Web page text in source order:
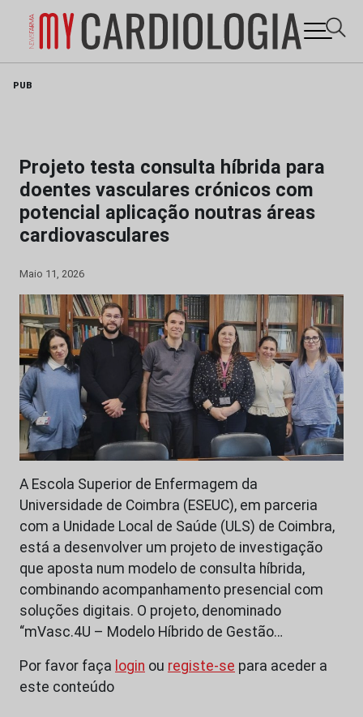
PUB
Projeto testa consulta híbrida para
doentes vasculares crónicos com
potencial aplicação noutras áreas
cardiovasculares
Maio 11, 2026
A Escola Superior de Enfermagem da
Universidade de Coimbra (ESEUC), em parceria
com a Unidade Local de Saúde (ULS) de Coimbra,
está a desenvolver um projeto de investigação
que aposta num modelo de consulta híbrida,
combinando acompanhamento presencial com
soluções digitais. O projeto, denominado
“mVasc.4U – Modelo Híbrido de Gestão…
Por favor faça login ou registe-se para aceder a
este conteúdo